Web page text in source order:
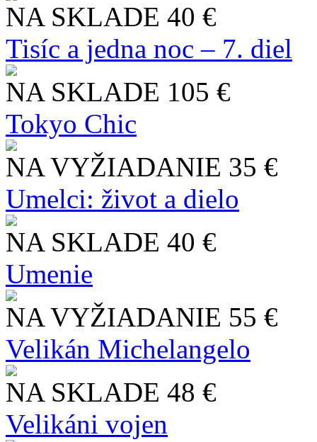
NA SKLADE 40 €
Tisíc a jedna noc – 7. diel
NA SKLADE 105 €
Tokyo Chic
NA VYŽIADANIE 35 €
Umelci: život a dielo
NA SKLADE 40 €
Umenie
NA VYŽIADANIE 55 €
Velikán Michelangelo
NA SKLADE 48 €
Velikáni vojen